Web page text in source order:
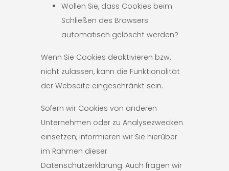
Wollen Sie, dass Cookies beim
Schließen des Browsers
automatisch gelöscht werden?
Wenn Sie Cookies deaktivieren bzw.
nicht zulassen, kann die Funktionalität
der Webseite eingeschränkt sein.
Sofern wir Cookies von anderen
Unternehmen oder zu Analysezwecken
einsetzen, informieren wir Sie hierüber
im Rahmen dieser
Datenschutzerklärung. Auch fragen wir